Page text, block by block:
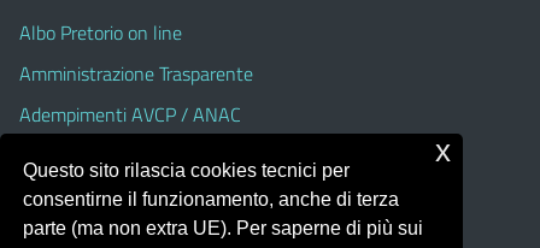
Albo Pretorio on line
Amministrazione Trasparente
Adempimenti AVCP / ANAC
Dichiarazione di accessibilità
Questo sito rilascia cookies tecnici per
consentirne il funzionamento, anche di terza
parte (ma non extra UE). Per saperne di più sui
x